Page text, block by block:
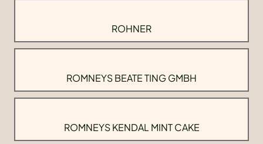
ROHNER
ROMNEYS BEATE TING GMBH
ROMNEYS KENDAL MINT CAKE